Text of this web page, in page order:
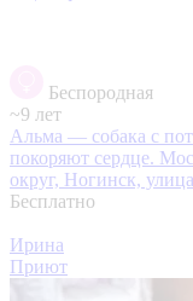
Беспородная
~9 лет
Альма — собака с
покоряют сердце.
округ, Ногинск,
Бесплатно
Ирина
Приют